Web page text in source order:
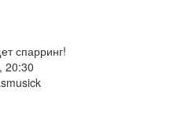
спарринг!
20:30